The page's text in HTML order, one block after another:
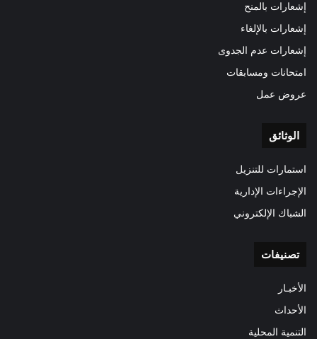
إشعارات بالمنح
إشعارات بالإلغاء
إشعارات عدم الجدوى
امتحانات ومسابقات
عروض عمل
الوثائق
استمارات للتنزيل
الإجراءات الإدارية
الشباك الإلكتروني
تصنيفات
الأخبـار
الأحداث
التنمية المحلية